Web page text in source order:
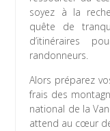
soyez à la
quête de
d’itinéraires
randonneurs.
Alors préparez
frais des
national de la
attend au cœur